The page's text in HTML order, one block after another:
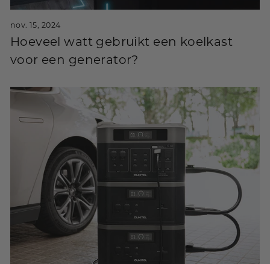
nov. 15, 2024
Hoeveel watt gebruikt een koelkast
voor een generator?